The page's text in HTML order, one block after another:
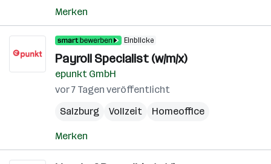
Merken
Einblicke
Payroll Specialist (w/m/x)
epunkt GmbH
vor 7 Tagen veröffentlicht
Salzburg
Vollzeit Homeoffice
Merken